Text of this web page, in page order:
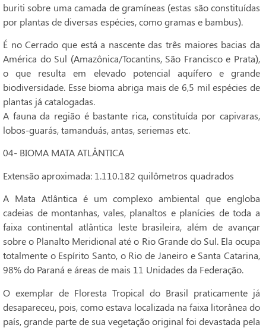
buriti sobre uma camada de gramíneas (estas são constituídas
por plantas de diversas espécies, como gramas e bambus).
É no Cerrado que está a nascente das três maiores bacias da
América do Sul (Amazônica/Tocantins, São Francisco e Prata),
o que resulta em elevado potencial aquífero e grande
biodiversidade. Esse bioma abriga mais de 6,5 mil espécies de
plantas já catalogadas.
A fauna da região é bastante rica, constituída por capivaras,
lobos-guarás, tamanduás, antas, seriemas etc.
04- BIOMA MATA ATLÂNTICA
Extensão aproximada: 1.110.182 quilômetros quadrados
A Mata Atlântica é um complexo ambiental que engloba
cadeias de montanhas, vales, planaltos e planícies de toda a
faixa continental atlântica leste brasileira, além de avançar
sobre o Planalto Meridional até o Rio Grande do Sul. Ela ocupa
totalmente o Espírito Santo, o Rio de Janeiro e Santa Catarina,
98% do Paraná e áreas de mais 11 Unidades da Federação.
O exemplar de Floresta Tropical do Brasil praticamente já
desapareceu, pois, como estava localizada na faixa litorânea do
país, grande parte de sua vegetação original foi devastada pela